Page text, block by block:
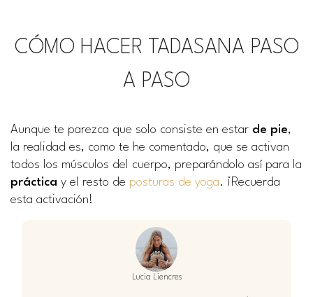
CÓMO HACER TADASANA PASO
A PASO
Aunque te parezca que solo consiste en estar de pie,
la realidad es, como te he comentado, que se activan
todos los músculos del cuerpo, preparándolo así para la
práctica y el resto de posturas de yoga. ¡Recuerda
esta activación!
Lucia Liencres